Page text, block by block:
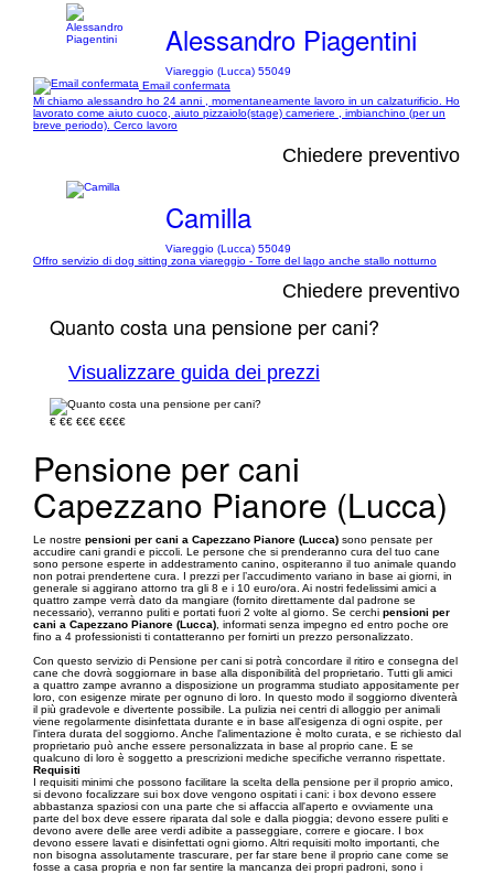
Alessandro Piagentini
Viareggio (Lucca) 55049
Email confermata
Mi chiamo alessandro ho 24 anni , momentaneamente lavoro in un calzaturificio. Ho
lavorato come aiuto cuoco, aiuto pizzaiolo(stage) cameriere , imbianchino (per un
breve periodo). Cerco lavoro
Chiedere preventivo
Camilla
Viareggio (Lucca) 55049
Offro servizio di dog sitting zona viareggio - Torre del lago anche stallo notturno
Chiedere preventivo
Quanto costa una pensione per cani?
Visualizzare guida dei prezzi
€ €€ €€€ €€€€
Pensione per cani
Capezzano Pianore (Lucca)
Le nostre pensioni per cani a Capezzano Pianore (Lucca) sono pensate per
accudire cani grandi e piccoli. Le persone che si prenderanno cura del tuo cane
sono persone esperte in addestramento canino, ospiteranno il tuo animale quando
non potrai prendertene cura. I prezzi per l’accudimento variano in base ai giorni, in
generale si aggirano attorno tra gli 8 e i 10 euro/ora. Ai nostri fedelissimi amici a
quattro zampe verrà dato da mangiare (fornito direttamente dal padrone se
necessario), verranno puliti e portati fuori 2 volte al giorno. Se cerchi pensioni per
cani a Capezzano Pianore (Lucca) , informati senza impegno ed entro poche ore
fino a 4 professionisti ti contatteranno per fornirti un prezzo personalizzato.
Con questo servizio di Pensione per cani si potrà concordare il ritiro e consegna del
cane che dovrà soggiornare in base alla disponibilità del proprietario. Tutti gli amici
a quattro zampe avranno a disposizione un programma studiato appositamente per
loro, con esigenze mirate per ognuno di loro. In questo modo il soggiorno diventerà
il più gradevole e divertente possibile. La pulizia nei centri di alloggio per animali
viene regolarmente disinfettata durante e in base all'esigenza di ogni ospite, per
l'intera durata del soggiorno. Anche l'alimentazione è molto curata, e se richiesto dal
proprietario può anche essere personalizzata in base al proprio cane. E se
qualcuno di loro è soggetto a prescrizioni mediche specifiche verranno rispettate.
Requisiti
I requisiti minimi che possono facilitare la scelta della pensione per il proprio amico,
si devono focalizzare sui box dove vengono ospitati i cani: i box devono essere
abbastanza spaziosi con una parte che si affaccia all'aperto e ovviamente una
parte del box deve essere riparata dal sole e dalla pioggia; devono essere puliti e
devono avere delle aree verdi adibite a passeggiare, correre e giocare. I box
devono essere lavati e disinfettati ogni giorno. Altri requisiti molto importanti, che
non bisogna assolutamente trascurare, per far stare bene il proprio cane come se
fosse a casa propria e non far sentire la mancanza dei propri padroni, sono i